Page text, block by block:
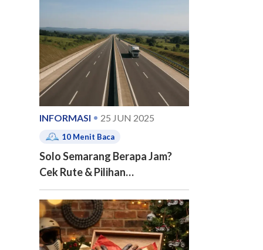
INFORMASI 25 JUN 2025
10 Menit Baca
Solo Semarang Berapa Jam?
Cek Rute & Pilihan
Transportasinya